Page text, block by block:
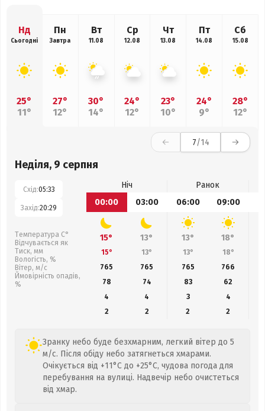
Нд
Сьогодні
25°
11°
Пн
Завтра
27°
12°
Вт
11.08
30°
14°
Ср
12.08
24°
12°
Чт
13.08
23°
10°
Пт
14.08
24°
9°
Сб
15.08
28°
12°
7/14
Неділя, 9 серпня
Схід:05:33
Захід:20:29
Температура С°
Відчувається як
Тиск, мм
Вологість, %
Вітер, м/с
Ймовірність опадів,
%
Ніч
Ранок
00:00
03:00 06:00 09:00
15° 13° 13° 18°
15° 13° 13° 18°
765
765 765 766
78
74 83 62
4
4 3
4
2
2 2 2
Зранку небо буде безхмарним, легкий вітер до 5
м/с. Після обіду небо затягнеться хмарами.
Очікується від +11°C до +25°C, чудова погода для
перебування на вулиці. Надвечір небо очистеться
від хмар.